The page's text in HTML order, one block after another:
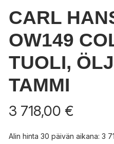
CARL
OW149
TUOLI,
TAMMI
3 718,00 €
Alin hinta 30 päivän aikana: 3